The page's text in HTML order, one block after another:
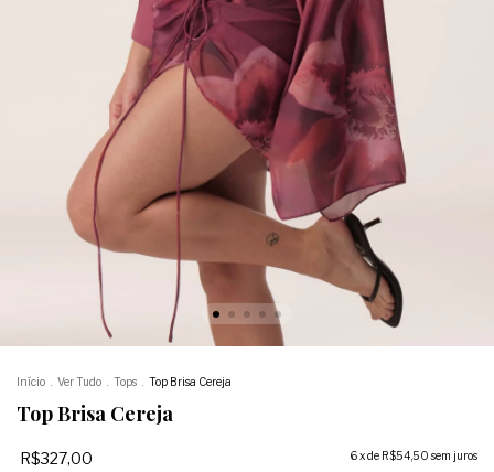
Início Ver Tudo Tops Top Brisa Cereja
Top Brisa Cereja
R$327,00 6x de R$54,50 sem juros